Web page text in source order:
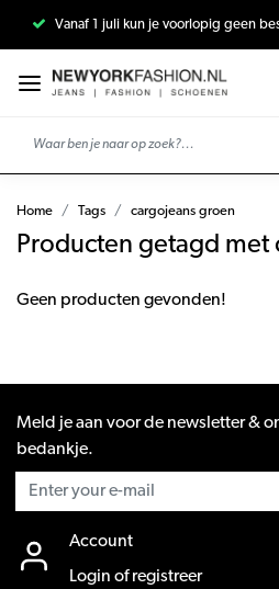
Vanaf 1 juli kun je voorlopig geen
Home Tags cargojeans groen
Producten getagd met
Geen producten gevonden!
Meld je aan voor de newsletter &
bedankje.
Account
Login of registreer